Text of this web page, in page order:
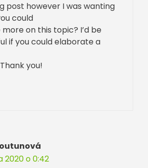
post however I was wanting
could
on this topic? I’d be
if you could elaborate a
you!
2020 o 0:42